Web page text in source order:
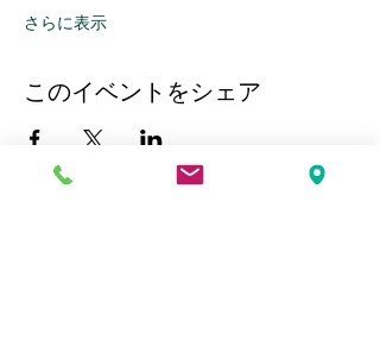
さらに表示
このイベントをシェア